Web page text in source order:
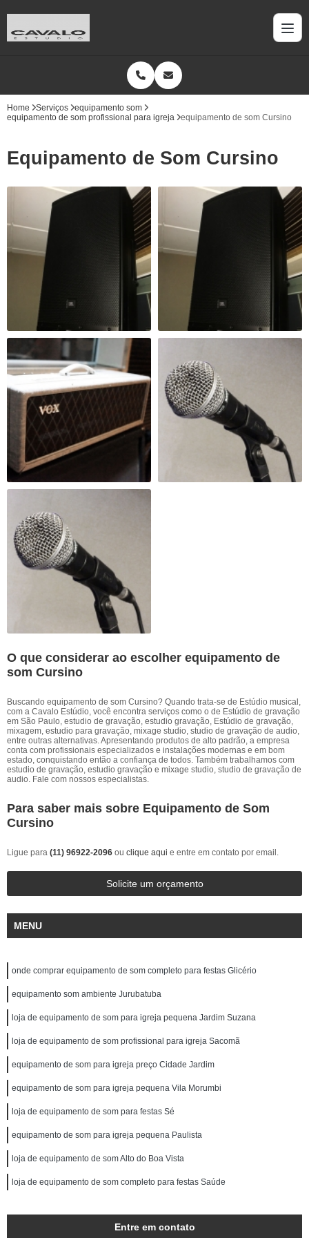
Home Serviços
equipamento som
equipamento de som profissional para igreja
equipamento de som Cursino
Equipamento de Som Cursino
O que considerar ao escolher equipamento de
som Cursino
Buscando equipamento de som Cursino? Quando trata-se de Estúdio musical,
com a Cavalo Estúdio, você encontra serviços como o de Estúdio de gravação
em São Paulo, estudio de gravação, estudio gravação, Estúdio de gravação,
mixagem, estudio para gravação, mixage studio, studio de gravação de audio,
entre outras alternativas. Apresentando produtos de alto padrão, a empresa
conta com profissionais especializados e instalações modernas e em bom
estado, conquistando então a confiança de todos. Também trabalhamos com
estudio de gravação, estudio gravação e mixage studio, studio de gravação de
audio. Fale com nossos especialistas.
Para saber mais sobre Equipamento de Som
Cursino
Ligue para (11) 96922-2096 ou clique aqui e entre em contato por email.
Solicite um orçamento
MENU
onde comprar equipamento de som completo para festas Glicério
equipamento som ambiente Jurubatuba
loja de equipamento de som para igreja pequena Jardim Suzana
loja de equipamento de som profissional para igreja Sacomã
equipamento de som para igreja preço Cidade Jardim
equipamento de som para igreja pequena Vila Morumbi
loja de equipamento de som para festas Sé
equipamento de som para igreja pequena Paulista
loja de equipamento de som Alto do Boa Vista
loja de equipamento de som completo para festas Saúde
Entre em contato